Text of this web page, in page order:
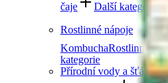
čaje
Další kategorie
Rostlinné nápoje
KombuchaRostlinná
kategorie
Přírodní vody a šťávy